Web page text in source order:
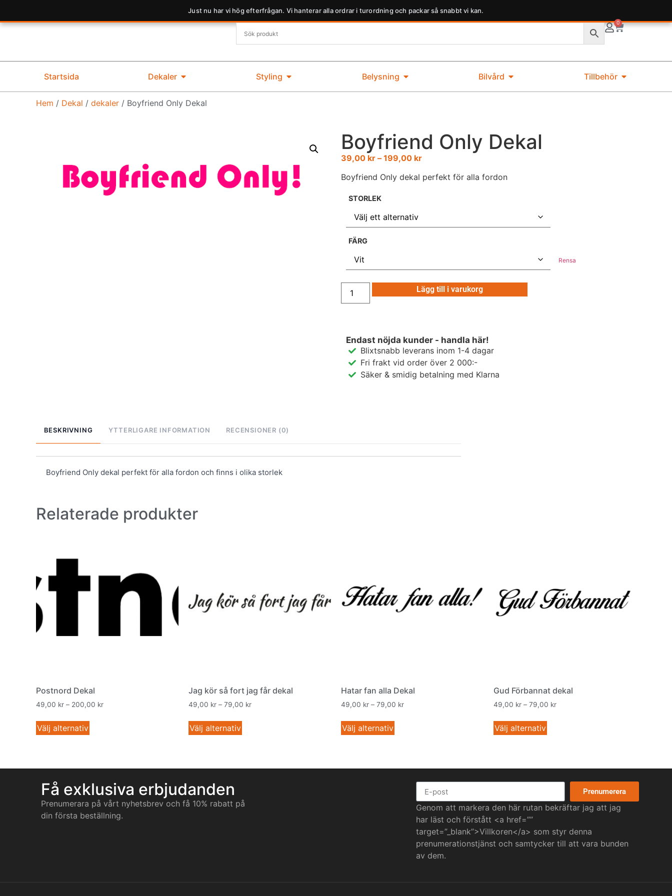
Just nu har vi hög efterfrågan. Vi hanterar alla ordrar i turordning och packar så snabbt vi kan.
0
Startsida Dekaler Styling Belysning Bilvård Tillbehör
Hem / Dekal / dekaler / Boyfriend Only Dekal
Boyfriend Only Dekal
39,00 kr – 199,00 kr
Boyfriend Only dekal perfekt för alla fordon
STORLEK
FÄRG
Rensa
Lägg till i varukorg
Endast nöjda kunder - handla här!
Blixtsnabb leverans inom 1-4 dagar
Fri frakt vid order över 2 000:-
Säker & smidig betalning med Klarna
BESKRIVNING YTTERLIGARE INFORMATION RECENSIONER (0)
Boyfriend Only dekal perfekt för alla fordon och finns i olika storlek
Relaterade produkter
Postnord Dekal
49,00 kr – 200,00 kr
Välj alternativ
Jag kör så fort jag får dekal
49,00 kr – 79,00 kr
Välj alternativ
Hatar fan alla Dekal
49,00 kr – 79,00 kr
Välj alternativ
Gud Förbannat dekal
49,00 kr – 79,00 kr
Välj alternativ
Få exklusiva erbjudanden
Prenumerara på vårt nyhetsbrev och få 10% rabatt på
din första beställning.
Prenumerera
Genom att markera den här rutan bekräftar jag att jag
har läst och förstått <a href=””
target=”_blank”>Villkoren</a> som styr denna
prenumerationstjänst och samtycker till att vara bunden
av dem.